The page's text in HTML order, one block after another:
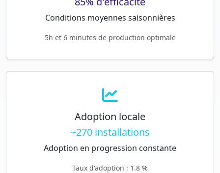
Conditions moyennes saisonnières
5h et 6 minutes de production optimale
Adoption locale
~270 installations
Adoption en progression constante
Taux d'adoption : 1.8 %